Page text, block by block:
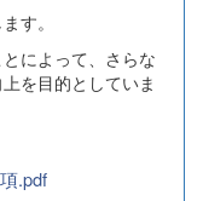
す。
によって、さらな
を目的としていま
.pdf